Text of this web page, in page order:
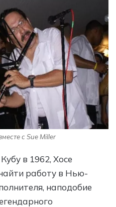
с Sue Miller
в 1962, Хосе
работу в Нью-
наподобие